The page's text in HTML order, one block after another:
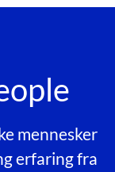
mennesker
erfaring fra